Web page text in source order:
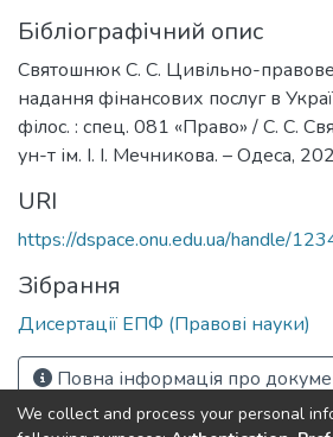
Бібліографічний опис
Святошнюк С. С. Цивільно-
надання фінансових послуг в
філос. : спец. 081 «Право» / С. С.
ун-т ім. І. І. Мечникова. – Одеса,
URI
https://dspace.onu.edu.ua/handle/
Зібрання
Дисертації ЕПФ (Правові науки)
Повна інформація про
We collect and process your personal